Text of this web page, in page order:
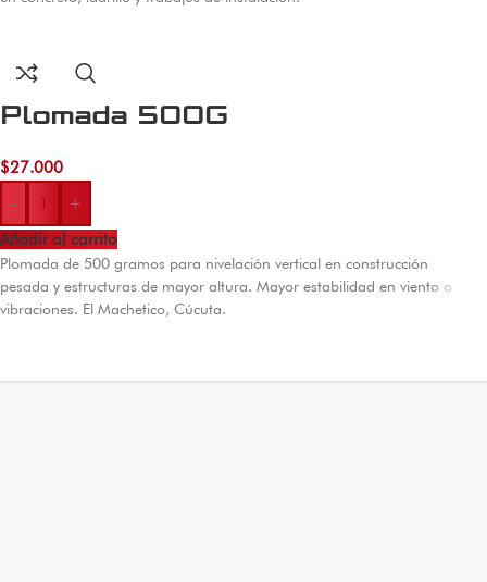
Plomada 500G
$27.000
-
+
Añadir al carrito
Plomada de 500 gramos para nivelación vertical en construcción
pesada y estructuras de mayor altura. Mayor estabilidad en viento o
vibraciones. El Machetico, Cúcuta.